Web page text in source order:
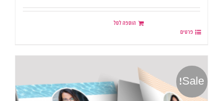
הוספה לסל
פרטים
Sale!